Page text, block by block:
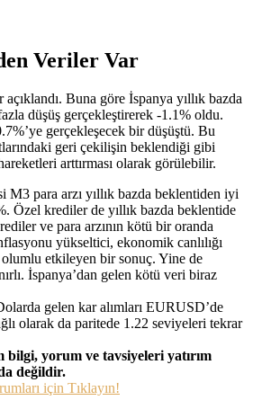
Veriler Var
Buna göre İspanya yıllık bazda
düşüş gerçekleştirerek -1.1% oldu.
gerçekleşecek bir düşüştü. Bu
geri çekilişin beklendiği gibi
arttırması olarak görülebilir.
M3 para arzı yıllık bazda beklentiden iyi
Özel krediler de yıllık bazda beklentide
ve para arzının kötü bir oranda
yükseltici, ekonomik canlılığı
etkileyen bir sonuç. Yine de
İspanya’dan gelen kötü veri biraz
gelen kar alımları EURUSD’de
olarak da paritede 1.22 seviyeleri tekrar
bilgi, yorum ve tavsiyeleri yatırım
değildir.
için Tıklayın!